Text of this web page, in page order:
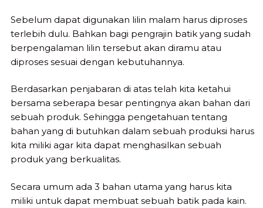
Sebelum dapat digunakan lilin malam harus diproses
terlebih dulu. Bahkan bagi pengrajin batik yang sudah
berpengalaman lilin tersebut akan diramu atau
diproses sesuai dengan kebutuhannya.
Berdasarkan penjabaran di atas telah kita ketahui
bersama seberapa besar pentingnya akan bahan dari
sebuah produk. Sehingga pengetahuan tentang
bahan yang di butuhkan dalam sebuah produksi harus
kita miliki agar kita dapat menghasilkan sebuah
produk yang berkualitas.
Secara umum ada 3 bahan utama yang harus kita
miliki untuk dapat membuat sebuah batik pada kain.